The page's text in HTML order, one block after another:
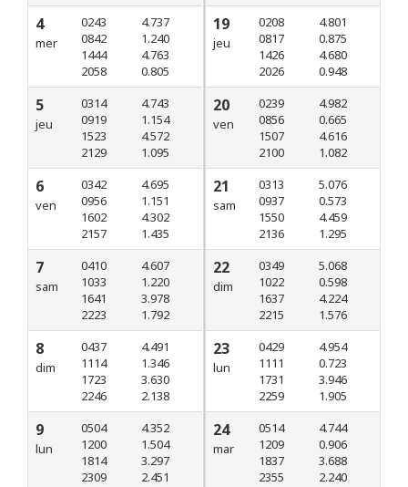
4
mer
0243
0842
1444
2058
4.737
1.240
4.763
0.805
5
jeu
0314
0919
1523
2129
4.743
1.154
4.572
1.095
6
ven
0342
0956
1602
2157
4.695
1.151
4.302
1.435
7
sam
0410
1033
1641
2223
4.607
1.220
3.978
1.792
8
dim
0437
1114
1723
2246
4.491
1.346
3.630
2.138
9
lun
0504
1200
1814
2309
4.352
1.504
3.297
2.451
19
jeu
0208
0817
1426
2026
4.801
0.875
4.680
0.948
20
ven
0239
0856
1507
2100
4.982
0.665
4.616
1.082
21
sam
0313
0937
1550
2136
5.076
0.573
4.459
1.295
22
dim
0349
1022
1637
2215
5.068
0.598
4.224
1.576
23
lun
0429
1111
1731
2259
4.954
0.723
3.946
1.905
24
mar
0514
1209
1837
2355
4.744
0.906
3.688
2.240